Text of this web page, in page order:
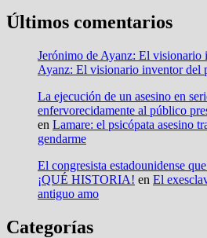
Últimos comentarios
Jerónimo de Ayanz: El visionario
Ayanz: El visionario inventor del
La ejecución de un asesino en
enfervorecidamente al público
en Lamare: el psicópata asesino
gendarme
El congresista estadounidense
¡QUÉ HISTORIA! en El
antiguo amo
Categorías